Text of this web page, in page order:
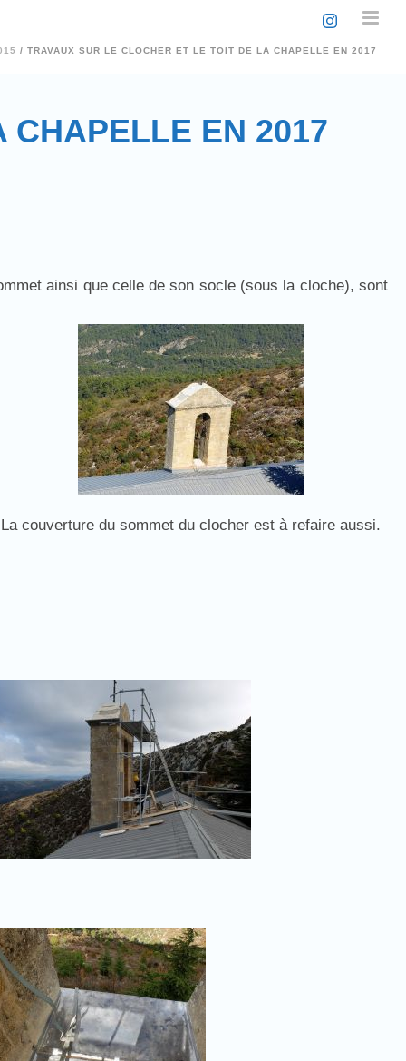
/ TRAVAUX SUR LE CLOCHER ET LE TOIT DE LA CHAPELLE EN 2017
CHAPELLE EN 2017
ainsi que celle de son socle (sous la cloche), sont
La couverture du sommet du clocher est à refaire aussi.